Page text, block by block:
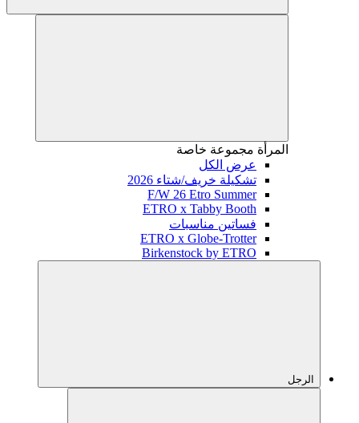
المرأة مجموعة خاصة
عرض الكل
تشكيلة خريف/شتاء 2026
F/W 26 Etro Summer
ETRO x Tabby Booth
فساتين مناسبات
ETRO x Globe-Trotter
Birkenstock by ETRO
الرجل